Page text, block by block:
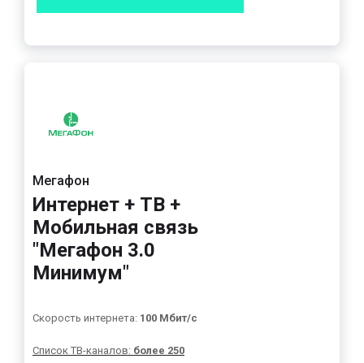
Мегафон
Интернет + ТВ +
Мобильная связь
"Мегафон 3.0
Минимум"
Скорость интернета: 100 Мбит/с
Список ТВ-каналов: более 250